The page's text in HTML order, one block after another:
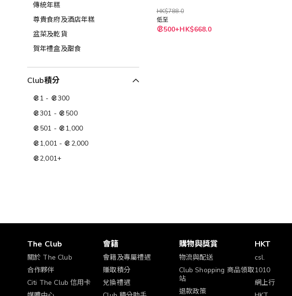
HK$788.0
低至
500+HK$668.0
傳統年糕
尊貴食府及酒店年糕
盆菜及乾貨
賀年禮盒及甜食
Club積分
1 -
300
301 -
500
501 -
1,000
1,001 -
2,000
2,001+
The Club
關於 The Club
合作夥伴
Citi The Club 信用卡
會籍
會籍及專屬禮遇
賺取積分
兌換禮遇
購物與獎賞
物流與配送
Club Shopping 商品領取
站
退款政策
HKT
csl.
1010
網上行